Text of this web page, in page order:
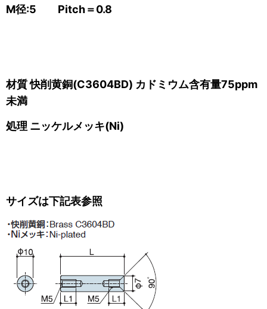
M径:5 Pitch＝0.8
材質 快削黄銅(C3604BD) カドミウム含有量75ppm
未満
処理 ニッケルメッキ(Ni)
サイズは下記表参照